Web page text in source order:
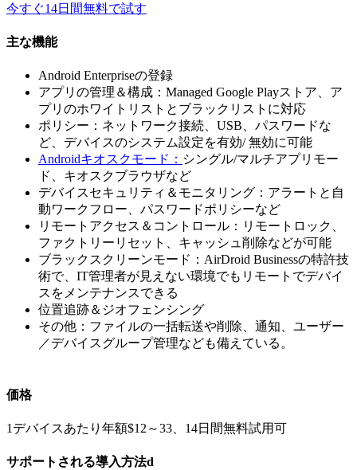
今すぐ14日間無料で試す
主な機能
Android Enterpriseの登録
アプリの管理＆構成：Managed Google Playストア、ア
プリのホワイトリストとブラックリストに対応
ポリシー：ネットワーク接続、USB、パスワードな
ど、デバイスのシステム設定を有効/ 無効に可能
Androidキオスクモード： シングル/マルチアプリモー
ド、キオスクブラウザなど
デバイスセキュリティ＆モニタリング：アラートと自
動ワークフロー、パスワードポリシーなど
リモートアクセス＆コントロール：リモートロック、
ファクトリーリセット、キャッシュ削除などが可能
ブラックスクリーンモード：AirDroid Businessの特許技
術で、IT管理者が見えない環境でもリモートでデバイ
スをメンテナンスできる
位置追跡＆ジオフェンシング
その他：ファイルの一括転送や削除、通知、ユーザー
／デバイスグループ管理なども備えている。
価格
1デバイスあたり年額$12～33、14日間無料試用可
サポートされる導入方法d